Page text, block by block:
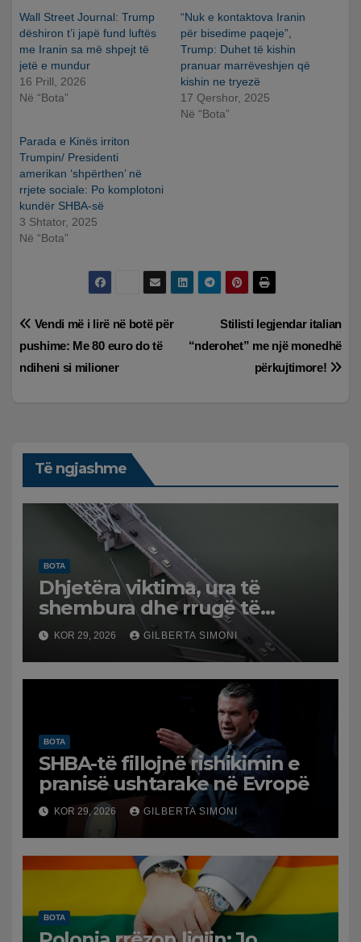
Wall Street Journal: Trump
dëshiron t’i japë fund luftës
me Iranin sa më shpejt të
jetë e mundur
16 Prill, 2026
Në “Bota”
“Nuk e kontaktova Iranin
për bisedime paqeje”,
Trump: Duhet të kishin
pranuar marrëveshjen që
kishin ne tryezë
17 Qershor, 2025
Në “Bota”
Parada e Kinës irriton
Trumpin/ Presidenti
amerikan ‘shpërthen’ në
rrjete sociale: Po komplotoni
kundër SHBA-së
3 Shtator, 2025
Në “Bota”
Lëvizje
te
Stilisti legjendar italian
“nderohet” me një monedhë
përkujtimore!
Vendi më i lirë në botë për
pushime: Me 80 euro do të
ndiheni si milioner
Të ngjashme
BOTA
Dhjetëra viktima, ura të
shembura dhe rrugë të
dëmtuara! Japonia goditet
nga tërmeti i fuqishëm,
qindra mijëra të evakuuar
KOR 29, 2026 GILBERTA SIMONI
BOTA
SHBA-të fillojnë rishikimin e
pranisë ushtarake në Evropë
KOR 29, 2026 GILBERTA SIMONI
BOTA